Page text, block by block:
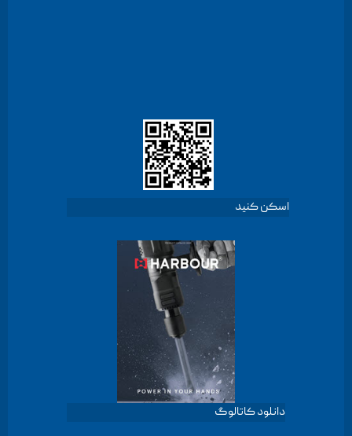
اسکن کنید
دانلود کاتالوگ